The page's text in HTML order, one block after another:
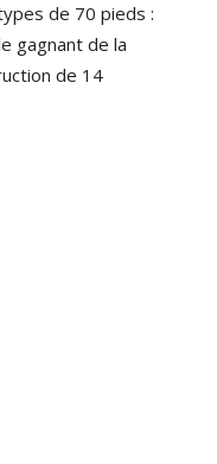
de 70 pieds :
gagnant de la
de 14